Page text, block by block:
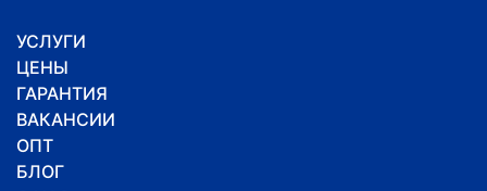
УСЛУГИ
ЦЕНЫ
ГАРАНТИЯ
ВАКАНСИИ
ОПТ
БЛОГ